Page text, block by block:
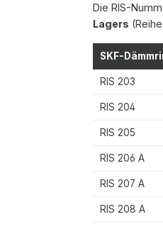
Die RIS-
Lagers
SKF-
RIS 203
RIS 204
RIS 205
RIS 206 A
RIS 207 A
RIS 208 A